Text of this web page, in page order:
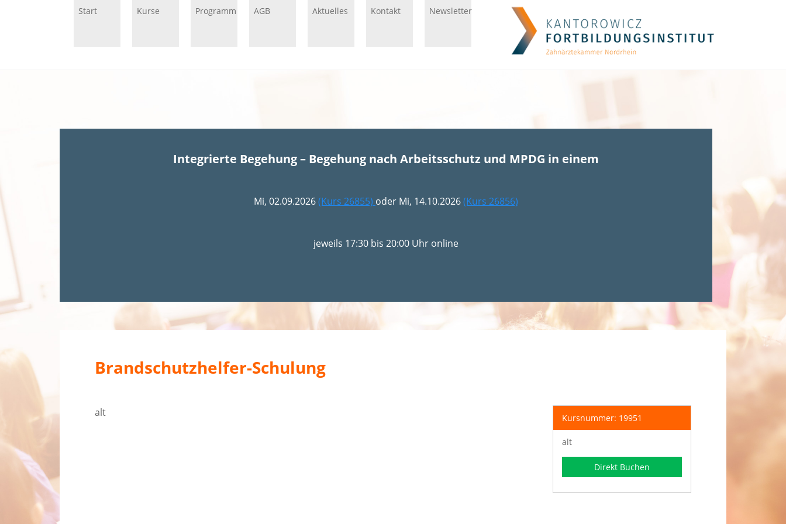
Start Kurse Programm AGB Aktuelles Kontakt Newsletter
Integrierte Begehung – Begehung nach Arbeitsschutz und MPDG in einem
Mi, 02.09.2026(Kurs 26855) oder Mi, 14.10.2026(Kurs 26856)
jeweils 17:30 bis 20:00 Uhr online
Brandschutzhelfer-Schulung
alt Kursnummer: 19951
alt
Direkt Buchen